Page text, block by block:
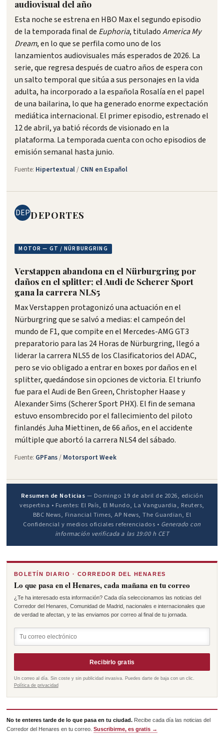
audiovisual del año
Esta noche se estrena en HBO Max el segundo episodio
de la temporada final de Euphoria, tituladoAmerica My
Dream, en lo que se perfila como uno de los
lanzamientos audiovisuales más esperados de 2026. La
serie, que regresa después de cuatro años de espera con
un salto temporal que sitúa a sus personajes en la vida
adulta, ha incorporado a la española Rosalía en el papel
de una bailarina, lo que ha generado enorme expectación
mediática internacional. El primer episodio, estrenado el
12 de abril, ya batió récords de visionado en la
plataforma. La temporada cuenta con ocho episodios de
emisión semanal hasta junio.
Fuente: Hipertextual/ CNN en Español
DEPDEPORTES
MOTOR — GT / NÜRBURGRING
Verstappen abandona en el Nürburgring por
daños en el splitter; el Audi de Scherer Sport
gana la carrera NLS5
Max Verstappen protagonizó una actuación en el
Nürburgring que se salvó a medias: el campeón del
mundo de F1, que compite en el Mercedes-AMG GT3
preparatorio para las 24 Horas de Nürburgring, llegó a
liderar la carrera NLS5 de los Clasificatorios del ADAC,
pero se vio obligado a entrar en boxes por daños en el
splitter, quedándose sin opciones de victoria. El triunfo
fue para el Audi de Ben Green, Christopher Haase y
Alexander Sims (Scherer Sport PHX). El fin de semana
estuvo ensombrecido por el fallecimiento del piloto
finlandés Juha Miettinen, de 66 años, en el accidente
múltiple que abortó la carrera NLS4 del sábado.
Fuente: GPFans/ Motorsport Week
Resumen de Noticias — Domingo 19 de abril de 2026, edición
vespertina • Fuentes: El País, El Mundo, La Vanguardia, Reuters,
BBC News, Financial Times, AP News, The Guardian, El
Confidencial y medios oficiales referenciados • Generado con
información verificada a las 19:00 h CET
BOLETÍN DIARIO · CORREDOR DEL HENARES
Lo que pasa en el Henares, cada mañana en tu correo
¿Te ha interesado esta información? Cada día seleccionamos las noticias del
Corredor del Henares, Comunidad de Madrid, nacionales e internacionales que
de verdad te afectan, y te las enviamos por correo al final de tu jornada.
Recibirlo gratis
Un correo al día. Sin coste y sin publicidad invasiva. Puedes darte de baja con un clic.
Política de privacidad
No te enteres tarde de lo que pasa en tu ciudad. Recibe cada día las noticias del
Corredor del Henares en tu correo.Suscribirme, es gratis →